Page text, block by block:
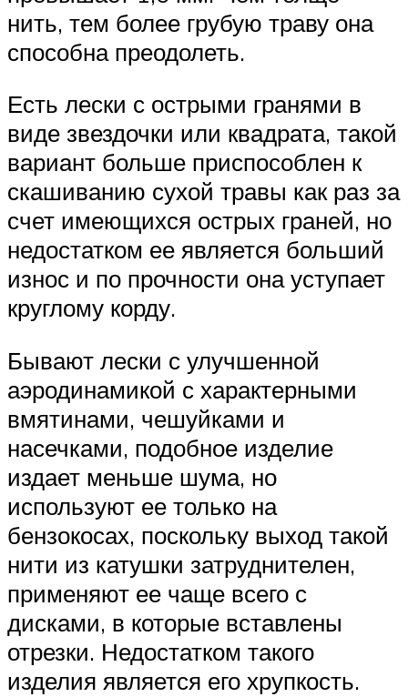
нить, тем более грубую траву она
способна преодолеть.
Есть лески с острыми гранями в
виде звездочки или квадрата, такой
вариант больше приспособлен к
скашиванию сухой травы как раз за
счет имеющихся острых граней, но
недостатком ее является больший
износ и по прочности она уступает
круглому корду.
Бывают лески с улучшенной
аэродинамикой с характерными
вмятинами, чешуйками и
насечками, подобное изделие
издает меньше шума, но
используют ее только на
бензокосах, поскольку выход такой
нити из катушки затруднителен,
применяют ее чаще всего с
дисками, в которые вставлены
отрезки. Недостатком такого
изделия является его хрупкость.